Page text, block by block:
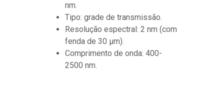
nm.
Tipo: grade de transmissão.
Resolução espectral: 2 nm (com
fenda de 30 μm).
Comprimento de onda: 400-
2500 nm.